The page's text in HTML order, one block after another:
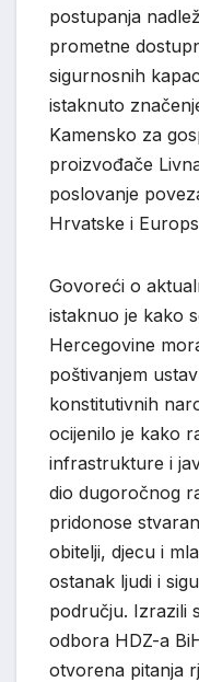
postupanja
prometne
sigurnosnih
istaknuto
Kamensko za
proizvođače
poslovanje
Hrvatske i
Govoreći o
istaknuo je kako
Hercegovine
poštivanjem
konstitutivnih
ocijenilo je kako
infrastrukture i
dio dugoročnog
pridonose
obitelji, djecu i
ostanak ljudi i
području. Izrazili
odbora HDZ-a
otvorena pitanja